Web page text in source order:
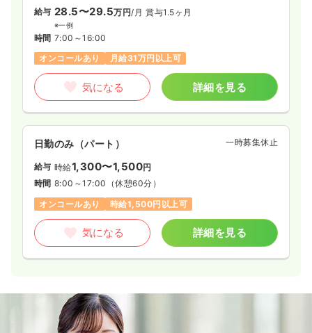
給与 28.5〜29.5万円/月 賞与1.5ヶ月
※一例
時間 7:00～16:00
オンコールあり
月給31万円以上可
気になる 詳細を見る
日勤のみ（パート） 一時募集休止
給与 時給1,300〜1,500円
時間 8:00～17:00 （休憩60分）
オンコールあり
時給1,500円以上可
気になる 詳細を見る